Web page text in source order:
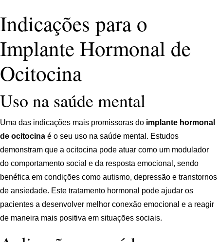
Indicações para o
Implante Hormonal de
Ocitocina
Uso na saúde mental
Uma das indicações mais promissoras do implante hormonal
de ocitocina é o seu uso na saúde mental. Estudos
demonstram que a ocitocina pode atuar como um modulador
do comportamento social e da resposta emocional, sendo
benéfica em condições como autismo, depressão e transtornos
de ansiedade. Este tratamento hormonal pode ajudar os
pacientes a desenvolver melhor conexão emocional e a reagir
de maneira mais positiva em situações sociais.